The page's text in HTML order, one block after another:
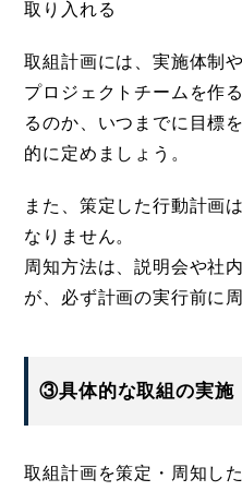
取り入れる
取組計画には、実施体制
プロジェクトチームを作
るのか、いつまでに目標
的に定めましょう。
また、策定した行動計画
なりません。
周知方法は、説明会や社
が、必ず計画の実行前に
③具体的な取組の実施
取組計画を策定・周知し